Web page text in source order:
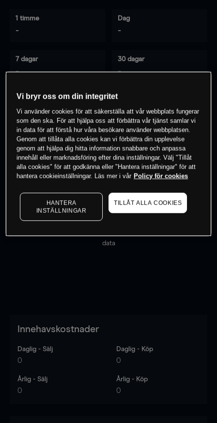
1 timme
-
Dag
-
7 dagar
-
30 dagar
-
0% av kunderna har enposition i detta
instrument
Börja handla
Priserna är endast vägledande.
data
Innehavskostnader
Daglig - Sälj
0
Daglig - Köp
0
Årlig - Sälj
0
Årlig - Köp
0
Vi bryr oss om din integritet
Vi använder cookies för att säkerställa att vår webbplats fungerar
som den ska. För att hjälpa oss att förbättra vår tjänst samlar vi
in data för att förstå hur våra besökare använder webbplatsen.
Genom att tillåta alla cookies kan vi förbättra din upplevelse
genom att hjälpa dig hitta information snabbare och anpassa
innehåll eller marknadsföring efter dina inställningar. Välj "Tillåt
alla cookies" för att godkänna eller "Hantera inställningar" för att
hantera cookieinställningar. Läs mer i vår Policy för cookies
HANTERA
INSTÄLLNINGAR
TILLÅT ALLA COOKIES